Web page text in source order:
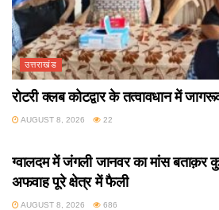
उत्तराखंड
रोटरी क्लब कोटद्वार के तत्वावधान में
AUGUST 8, 2026 22
ग्वालदम में जंगली जानवर का मांस बताक़र
अफवाह पूरे क्षेत्र में फैली
AUGUST 8, 2026 686